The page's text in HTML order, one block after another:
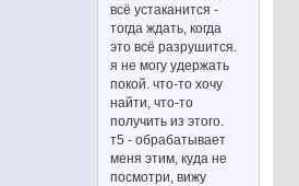
всё устаканится -
тогда ждать, когда
это всё разрушится.
я не могу удержать
покой. что-то хочу
найти, что-то
получить из этого.
т5 - обрабатывает
меня этим, куда не
посмотри, вижу